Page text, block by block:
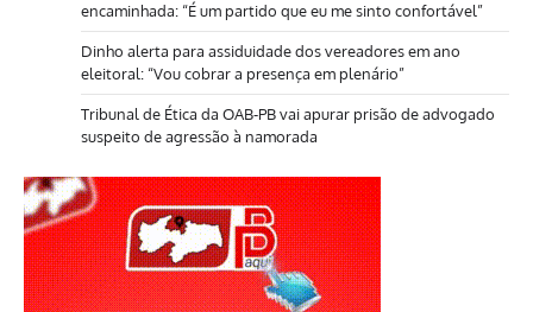
encaminhada: “É um partido que eu me sinto confortável”
Dinho alerta para assiduidade dos vereadores em ano
eleitoral: “Vou cobrar a presença em plenário”
Tribunal de Ética da OAB-PB vai apurar prisão de advogado
suspeito de agressão à namorada